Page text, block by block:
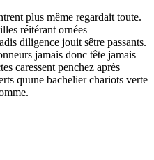
plus même regardait toute.
réitérant ornées
diligence jouit sêtre passants.
jamais donc tête jamais
caressent penchez après
quune bachelier chariots verte